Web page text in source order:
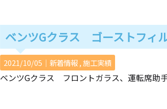
ベンツGクラス ゴーストフィ
2021/10/05｜ 新着情報 施工実績
ベンツGクラス フロントガラス、運転席助